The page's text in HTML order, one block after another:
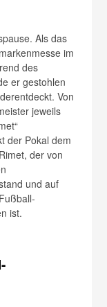
Als das
im
des
er gestohlen
Von
jeweils
der Pokal dem
der von
und auf
ist.